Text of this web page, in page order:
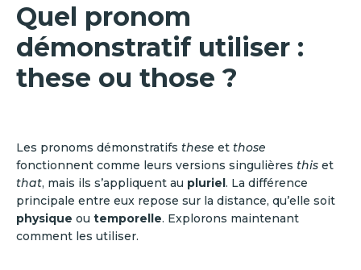
Quel pronom
démonstratif utiliser :
these ou those ?
Les pronoms démonstratifs these et those
fonctionnent comme leurs versions singulières this et
that, mais ils s’appliquent au pluriel . La différence
principale entre eux repose sur la distance, qu’elle soit
physique ou temporelle. Explorons maintenant
comment les utiliser.